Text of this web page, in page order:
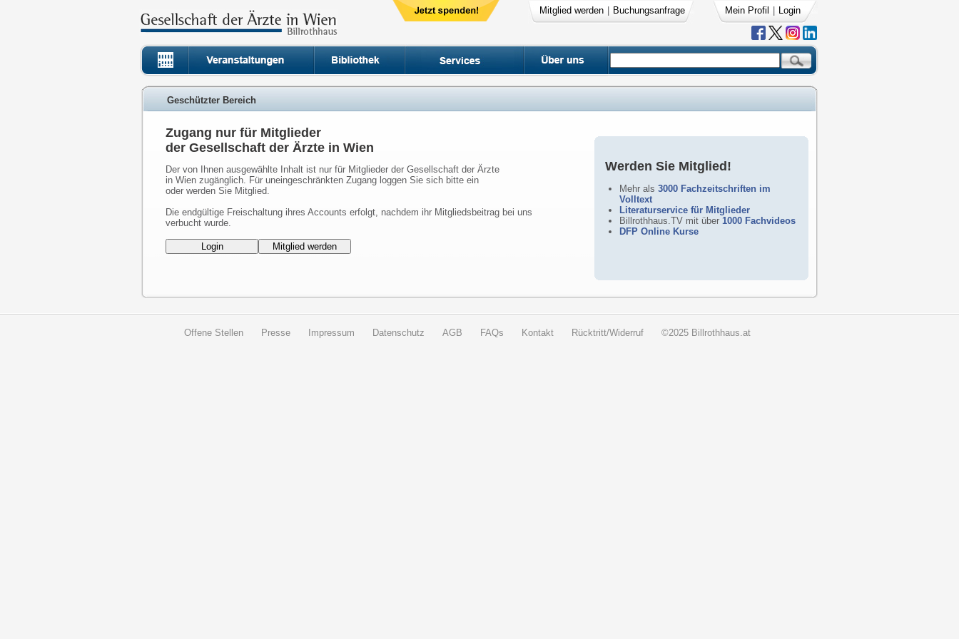
Mitglied werden Buchungsanfrage Mein Profil Login
Geschützter Bereich
Werden Sie Mitglied!
Mehr als 3000 Fachzeitschriften im
Volltext
Literaturservice für Mitglieder
Billrothhaus.TV mit über 1000 Fachvideos
DFP Online Kurse
Zugang nur für Mitglieder
der Gesellschaft der Ärzte in Wien
Der von Ihnen ausgewählte Inhalt ist nur für Mitglieder der Gesellschaft der Ärzte
in Wien zugänglich. Für uneingeschränkten Zugang loggen Sie sich bitte ein
oder werden Sie Mitglied.
Die endgültige Freischaltung ihres Accounts erfolgt, nachdem ihr Mitgliedsbeitrag bei uns
verbucht wurde.
Offene Stellen Presse Impressum Datenschutz AGB FAQs Kontakt Rücktritt/Widerruf ©2025 Billrothhaus.at